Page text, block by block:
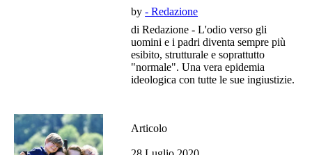
by- Redazione
di Redazione - L'odio verso gli
uomini e i padri diventa sempre più
esibito, strutturale e soprattutto
"normale". Una vera epidemia
ideologica con tutte le sue ingiustizie.
Articolo